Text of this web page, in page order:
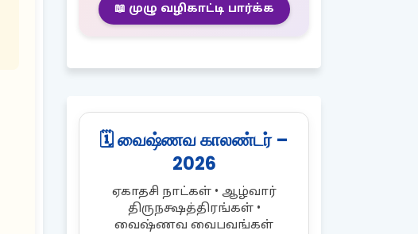
📖 முழு வழிகாட்டி பார்க்க
🗓️ வைஷ்ணவ காலண்டர் –
2026
ஏகாதசி நாட்கள் • ஆழ்வார்
திருநக்ஷத்திரங்கள் •
வைஷ்ணவ வைபவங்கள்